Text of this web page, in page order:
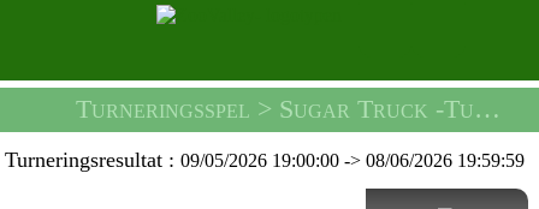
Turneringsspel > Sugar Truck -turnering -
Turneringsresultat :09/05/2026 19:00:00 ->08/06/2026 19:59:59